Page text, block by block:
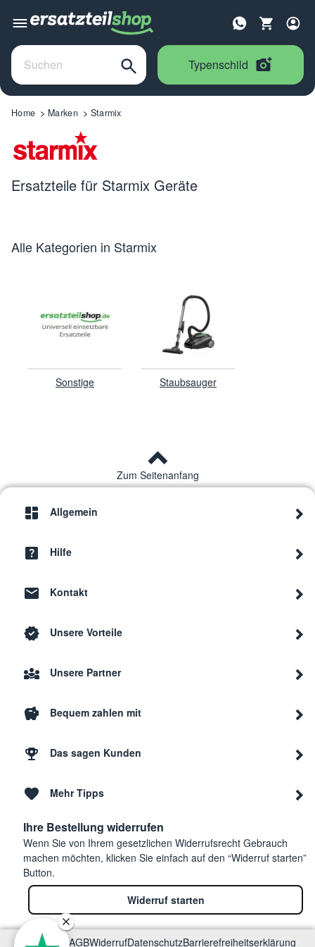
Typenschild
Home Marken Starmix
Ersatzteile für Starmix Geräte
Alle Kategorien in Starmix
Sonstige Staubsauger
Zum Seitenanfang
Allgemein
Hilfe
Kontakt
Unsere Vorteile
Unsere Partner
Bequem zahlen mit
Das sagen Kunden
Mehr Tipps
Ihre Bestellung widerrufen
Wenn Sie von Ihrem gesetzlichen Widerrufsrecht Gebrauch
machen möchten, klicken Sie einfach auf den “Widerruf starten”
Button.
Widerruf starten
ImpressumAGBWiderrufDatenschutzBarrierefreiheitserklärung